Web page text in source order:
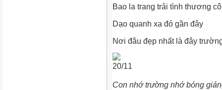
Bao la trang trải tình thương
Dạo quanh xa đó gần đây
Nơi đâu đẹp nhất là đây
Con nhớ trường nhớ bóng